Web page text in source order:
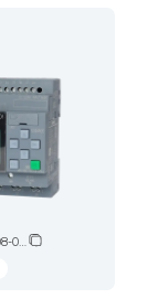
6ED1052-1MD08-0BA2